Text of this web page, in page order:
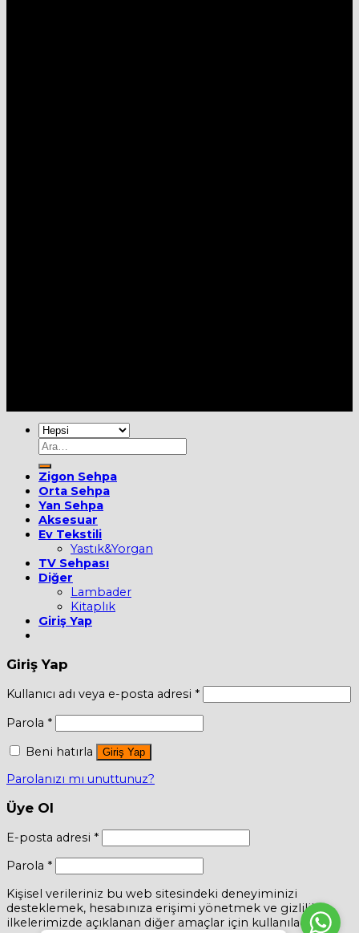
Ara:
Zigon Sehpa
Orta Sehpa
Yan Sehpa
Aksesuar
Ev Tekstili
Yastık&Yorgan
TV Sehpası
Diğer
Lambader
Kitaplık
Giriş Yap
Giriş Yap
Kullanıcı adı veya e-posta adresi *
Parola *
Beni hatırla Giriş Yap
Parolanızı mı unuttunuz?
Üye Ol
E-posta adresi *
Parola *
Kişisel verileriniz bu web sitesindeki deneyiminizi
desteklemek, hesabınıza erişimi yönetmek ve gizlilik
ilkelerimizde açıklanan diğer amaçlar için kullanılacaktır.